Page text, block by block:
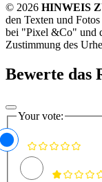
© 2026 HINWEIS
den Texten und
bei "Pixel &Co" und
Zustimmung des
Bewerte das
Your vote: